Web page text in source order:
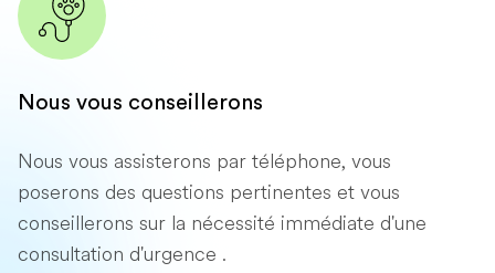
Nous vous conseillerons
Nous vous assisterons par téléphone, vous
poserons des questions pertinentes et vous
conseillerons sur la nécessité immédiate d'une
consultation d'urgence .